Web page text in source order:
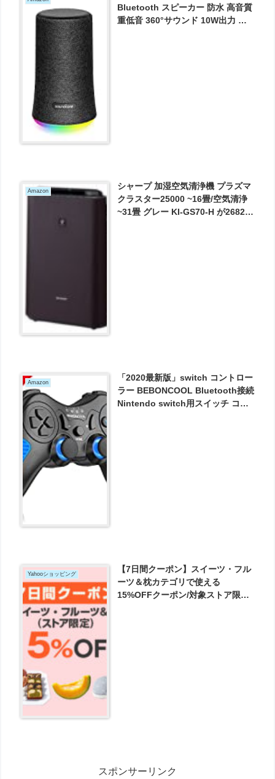
Bluetooth スピーカー 防水 高音質
重低音 360°サウンド 10W出力 大
Amazon
シャープ 加湿空気清浄機 プラズマ
クラスター25000 ~16畳/空気清浄
~31畳 グレー KI-GS70-H が26820
Amazon
「2020最新版」switch コントロー
ラー BEBONCOOL Bluetooth接続
Nintendo switch用スイッチ コン
Yahooショッピング
【7日間クーポン】スイーツ・フル
ーツ＆枕カテゴリで使える
15%OFFクーポン/対象ストア限定
スポンサーリンク